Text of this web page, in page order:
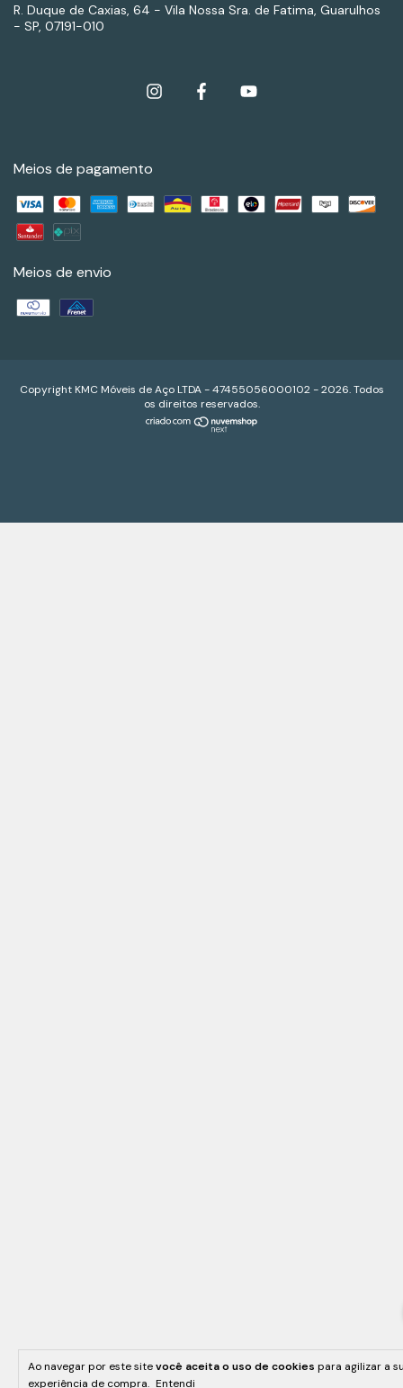
Ao navegar por este sitevocê aceita o uso de cookies para agilizar a
experiência de compra. Entendi
R. Duque de Caxias, 64 - Vila Nossa Sra. de Fatima, Guarulhos
- SP, 07191-010
Meios de pagamento
Meios de envio
Copyright KMC Móveis de Aço LTDA - 47455056000102 - 2026. Todos
os direitos reservados.